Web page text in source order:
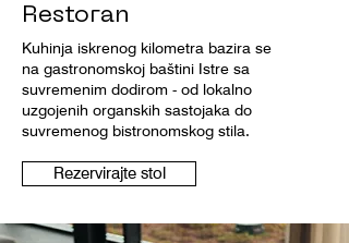
Restoran
Kuhinja iskrenog kilometra bazira se
na gastronomskoj baštini Istre sa
suvremenim dodirom - od lokalno
uzgojenih organskih sastojaka do
suvremenog bistronomskog stila.
Rezervirajte stol